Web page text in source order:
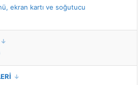
ekran kartı ve soğutucu